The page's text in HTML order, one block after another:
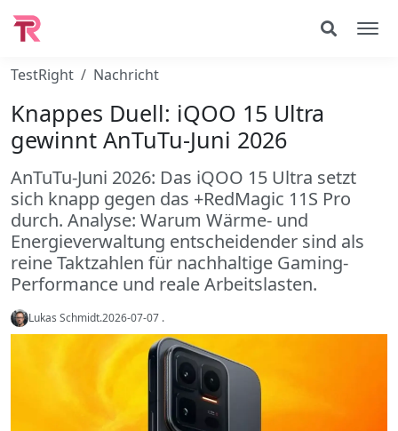
TestRight Nachricht
Knappes Duell: iQOO 15 Ultra
gewinnt AnTuTu-Juni 2026
AnTuTu-Juni 2026: Das iQOO 15 Ultra setzt
sich knapp gegen das +RedMagic 11S Pro
durch. Analyse: Warum Wärme- und
Energieverwaltung entscheidender sind als
reine Taktzahlen für nachhaltige Gaming-
Performance und reale Arbeitslasten.
Lukas Schmidt.2026-07-07 .